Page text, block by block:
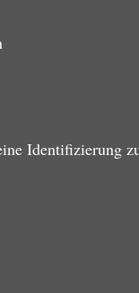
Identifizierung